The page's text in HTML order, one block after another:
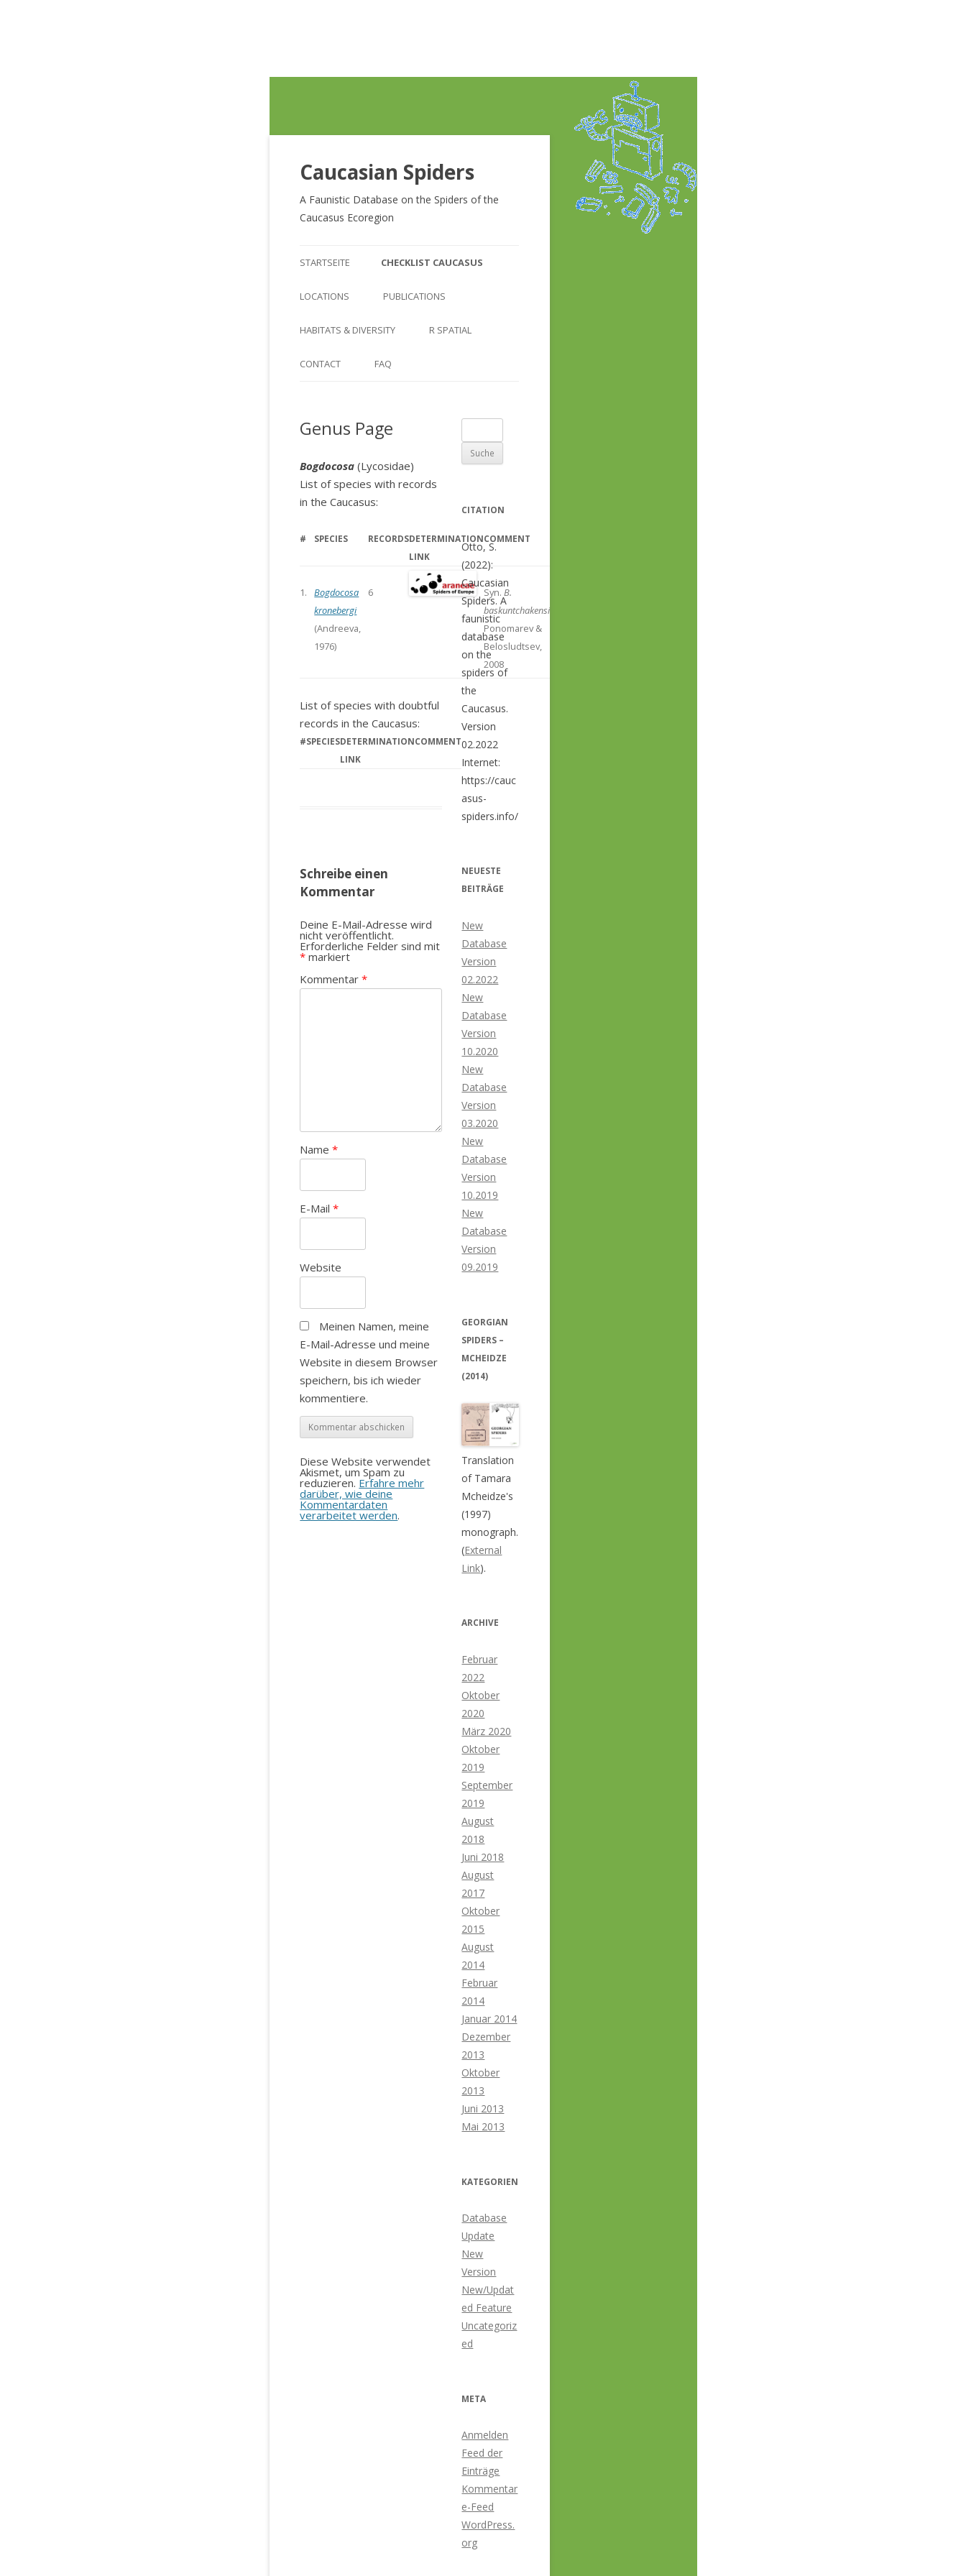
Caucasian Spiders
A Faunistic Database on the Spiders of the
Caucasus Ecoregion
Inhalt
STARTSEITE CHECKLIST CAUCASUS
CHECKLIST CAUCASUS
COUNTRY AND REGION
LOCATIONS
SINGLE LOCATION
PUBLICATIONS
LINKS
HABITATS & DIVERSITY
SPIDER DIVERSITY PATTERNS
R SPATIAL
RASTER BASICS 3 – AREA
CONTACT FAQ
Genus Page
Bogdocosa (Lycosidae)
List of species with records
in the Caucasus:
# SPECIES RECORDSDETERMINATION
LINK
COMMENT
1.
Bogdocosa
kronebergi
(Andreeva,
1976)
6 Syn.B.
baskuntchakensis
Ponomarev &
Belosludtsev,
2008
List of species with doubtful
records in the Caucasus:
#SPECIESDETERMINATION
LINK
COMMENT
Schreibe einen
Kommentar
Deine E-Mail-Adresse wird
nicht veröffentlicht.
Erforderliche Felder sind mit
* markiert
Kommentar*
Name*
E-Mail*
Website
Meinen Namen, meine
E-Mail-Adresse und meine
Website in diesem Browser
speichern, bis ich wieder
kommentiere.
Diese Website verwendet
Akismet, um Spam zu
reduzieren. Erfahre mehr
darüber, wie deine
Kommentardaten
verarbeitet werden.
nach:
CITATION
Otto, S.
(2022):
Caucasian
Spiders. A
faunistic
database
on the
spiders of
the
Caucasus.
Version
02.2022
Internet:
https://cauc
asus-
spiders.info/
NEUESTE
BEITRÄGE
New
Database
Version
02.2022
New
Database
Version
10.2020
New
Database
Version
03.2020
New
Database
Version
10.2019
New
Database
Version
09.2019
GEORGIAN
SPIDERS –
MCHEIDZE
(2014)
Translation
of Tamara
Mcheidze's
(1997)
monograph.
(External
Link).
ARCHIVE
Februar
2022
Oktober
2020
März 2020
Oktober
2019
September
2019
August
2018
Juni 2018
August
2017
Oktober
2015
August
2014
Februar
2014
Januar 2014
Dezember
2013
Oktober
2013
Juni 2013
Mai 2013
KATEGORIEN
Database
Update
New
Version
New/Updat
ed Feature
Uncategoriz
ed
META
Anmelden
Feed der
Einträge
Kommentar
e-Feed
WordPress.
org